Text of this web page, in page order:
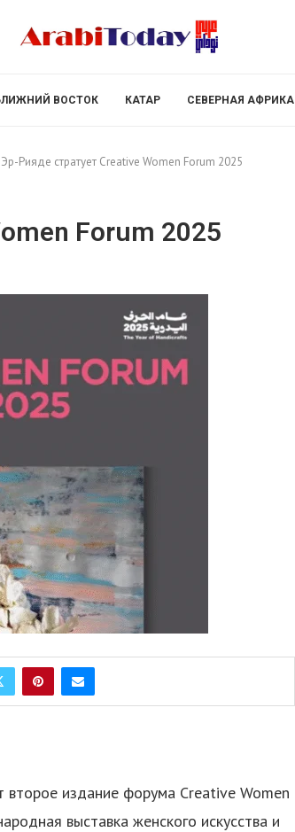
ВОСТОК КАТАР СЕВЕРНАЯ АФРИКА
Рияде стратует Creative Women Forum 2025
Forum 2025
издание форума Creative Women
выставка женского искусства и